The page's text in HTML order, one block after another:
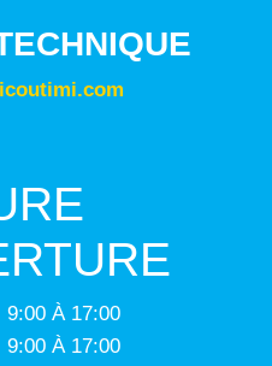
9:00 À 17:00
9:00 À 17:00